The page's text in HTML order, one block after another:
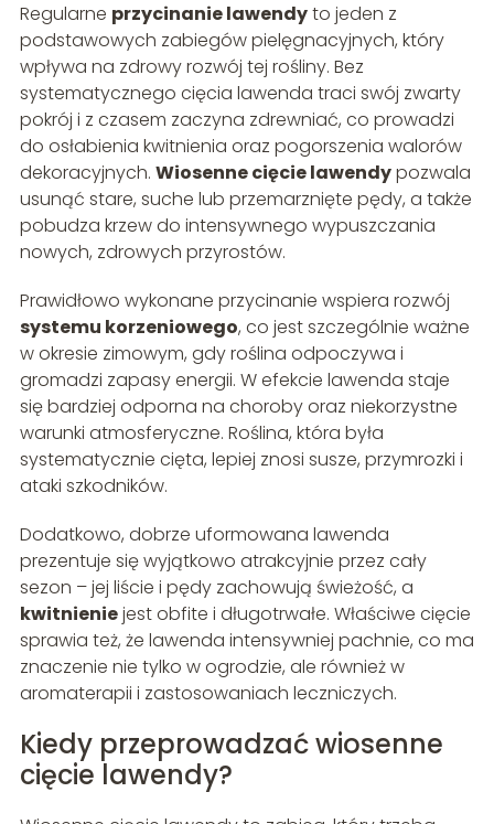
Regularne przycinanie lawendyto jeden z
podstawowych zabiegów pielęgnacyjnych, który
wpływa na zdrowy rozwój tej rośliny. Bez
systematycznego cięcia lawenda traci swój zwarty
pokrój i z czasem zaczyna zdrewniać, co prowadzi
do osłabienia kwitnienia oraz pogorszenia walorów
dekoracyjnych. Wiosenne cięcie lawendypozwala
usunąć stare, suche lub przemarznięte pędy, a także
pobudza krzew do intensywnego wypuszczania
nowych, zdrowych przyrostów.
Prawidłowo wykonane przycinanie wspiera rozwój
systemu korzeniowego, co jest szczególnie ważne
w okresie zimowym, gdy roślina odpoczywa i
gromadzi zapasy energii. W efekcie lawenda staje
się bardziej odporna na choroby oraz niekorzystne
warunki atmosferyczne. Roślina, która była
systematycznie cięta, lepiej znosi susze, przymrozki i
ataki szkodników.
Dodatkowo, dobrze uformowana lawenda
prezentuje się wyjątkowo atrakcyjnie przez cały
sezon – jej liście i pędy zachowują świeżość, a
kwitnieniejest obfite i długotrwałe. Właściwe cięcie
sprawia też, że lawenda intensywniej pachnie, co ma
znaczenie nie tylko w ogrodzie, ale również w
aromaterapii i zastosowaniach leczniczych.
Kiedy przeprowadzać wiosenne
cięcie lawendy?